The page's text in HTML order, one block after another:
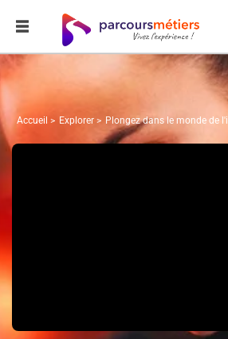
Accueil Explorer Plongez dans le monde de